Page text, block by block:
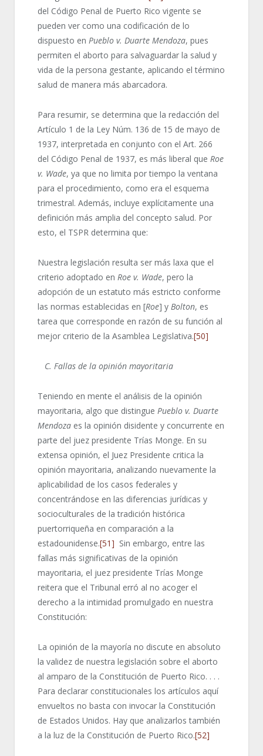
del Código Penal de Puerto Rico vigente se
pueden ver como una codificación de lo
dispuesto en Pueblo v. Duarte Mendoza, pues
permiten el aborto para salvaguardar la salud y
vida de la persona gestante, aplicando el término
salud de manera más abarcadora.
Para resumir, se determina que la redacción del
Artículo 1 de la Ley Núm. 136 de 15 de mayo de
1937, interpretada en conjunto con el Art. 266
del Código Penal de 1937, es más liberal que Roe
v. Wade, ya que no limita por tiempo la ventana
para el procedimiento, como era el esquema
trimestral. Además, incluye explícitamente una
definición más amplia del concepto salud. Por
esto, el TSPR determina que:
Nuestra legislación resulta ser más laxa que el
criterio adoptado en Roe v. Wade, pero la
adopción de un estatuto más estricto conforme
las normas establecidas en [Roe] y Bolton, es
tarea que corresponde en razón de su función al
mejor criterio de la Asamblea Legislativa.[50]
C. Fallas de la opinión mayoritaria
Teniendo en mente el análisis de la opinión
mayoritaria, algo que distingue Pueblo v. Duarte
Mendozaes la opinión disidente y concurrente en
parte del juez presidente Trías Monge. En su
extensa opinión, el Juez Presidente critica la
opinión mayoritaria, analizando nuevamente la
aplicabilidad de los casos federales y
concentrándose en las diferencias jurídicas y
socioculturales de la tradición histórica
puertorriqueña en comparación a la
estadounidense.[51] Sin embargo, entre las
fallas más significativas de la opinión
mayoritaria, el juez presidente Trías Monge
reitera que el Tribunal erró al no acoger el
derecho a la intimidad promulgado en nuestra
Constitución:
La opinión de la mayoría no discute en absoluto
la validez de nuestra legislación sobre el aborto
al amparo de la Constitución de Puerto Rico. . . .
Para declarar constitucionales los artículos aquí
envueltos no basta con invocar la Constitución
de Estados Unidos. Hay que analizarlos también
a la luz de la Constitución de Puerto Rico.[52]